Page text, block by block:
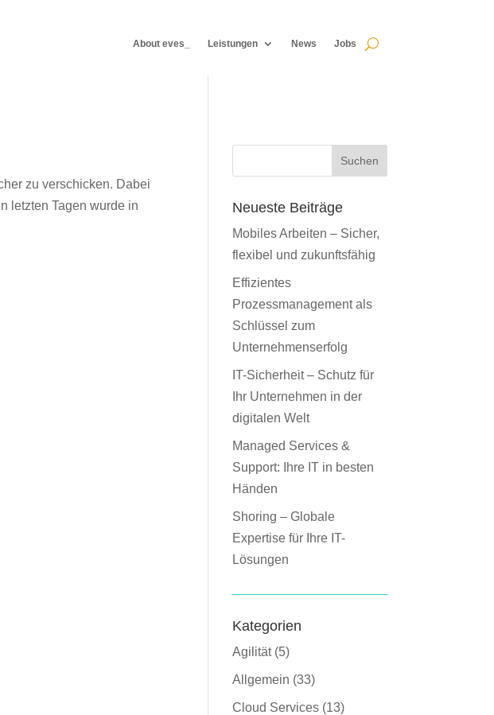
About eves_ Leistungen News Jobs
zu verschicken. Dabei
letzten Tagen wurde in
Suchen
Neueste Beiträge
Mobiles Arbeiten – Sicher,
flexibel und zukunftsfähig
Effizientes
Prozessmanagement als
Schlüssel zum
Unternehmenserfolg
IT-Sicherheit – Schutz für
Ihr Unternehmen in der
digitalen Welt
Managed Services &
Support: Ihre IT in besten
Händen
Shoring – Globale
Expertise für Ihre IT-
Lösungen
Kategorien
Agilität(5)
Allgemein (33)
Cloud Services (13)